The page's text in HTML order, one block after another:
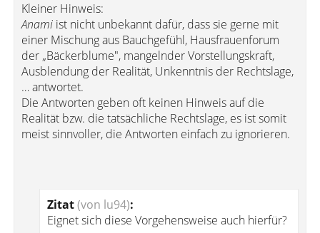
Kleiner Hinweis:
Anamiist nicht unbekannt dafür, dass sie gerne mit
einer Mischung aus Bauchgefühl, Hausfrauenforum
der „Bäckerblume", mangelnder Vorstellungskraft,
Ausblendung der Realität, Unkenntnis der Rechtslage,
… antwortet.
Die Antworten geben oft keinen Hinweis auf die
Realität bzw. die tatsächliche Rechtslage, es ist somit
meist sinnvoller, die Antworten einfach zu ignorieren.
Zitat(von lu94):
Eignet sich diese Vorgehensweise auch hierfür?